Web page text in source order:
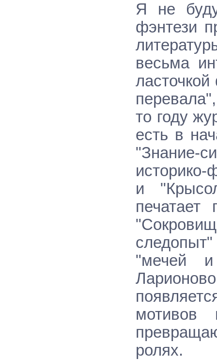
Я не
фэнтези
весьма
то году
есть в
"Знание-
историко-
и
печатает
"мечей и
мотивов
ролях.